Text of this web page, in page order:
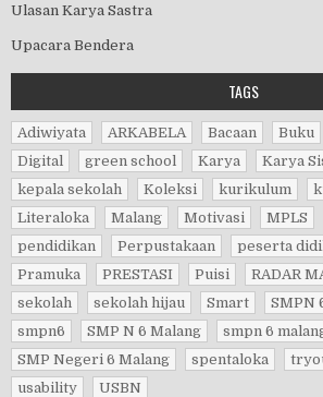
Ulasan Karya Sastra
Upacara Bendera
TAGS
Adiwiyata ARKABELA Bacaan Buku
Digital
green school Karya Karya
kepala sekolah
Koleksi kurikulum
Literaloka
Malang Motivasi MPLS
pendidikan
Perpustakaan peserta
Pramuka
PRESTASI Puisi RADAR
sekolah
sekolah hijau Smart SMPN
smpn6
SMP N 6 Malang
smpn 6
SMP Negeri 6 Malang
spentaloka
usability
USBN